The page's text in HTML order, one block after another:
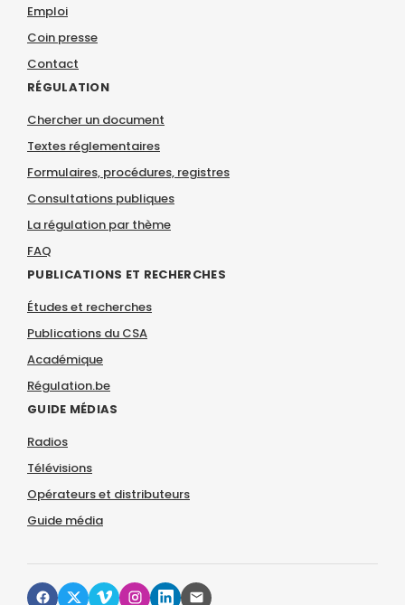
Emploi
Coin presse
Contact
RÉGULATION
Chercher un document
Textes réglementaires
Formulaires, procédures, registres
Consultations publiques
La régulation par thème
FAQ
PUBLICATIONS ET RECHERCHES
Études et recherches
Publications du CSA
Académique
Régulation.be
GUIDE MÉDIAS
Radios
Télévisions
Opérateurs et distributeurs
Guide média